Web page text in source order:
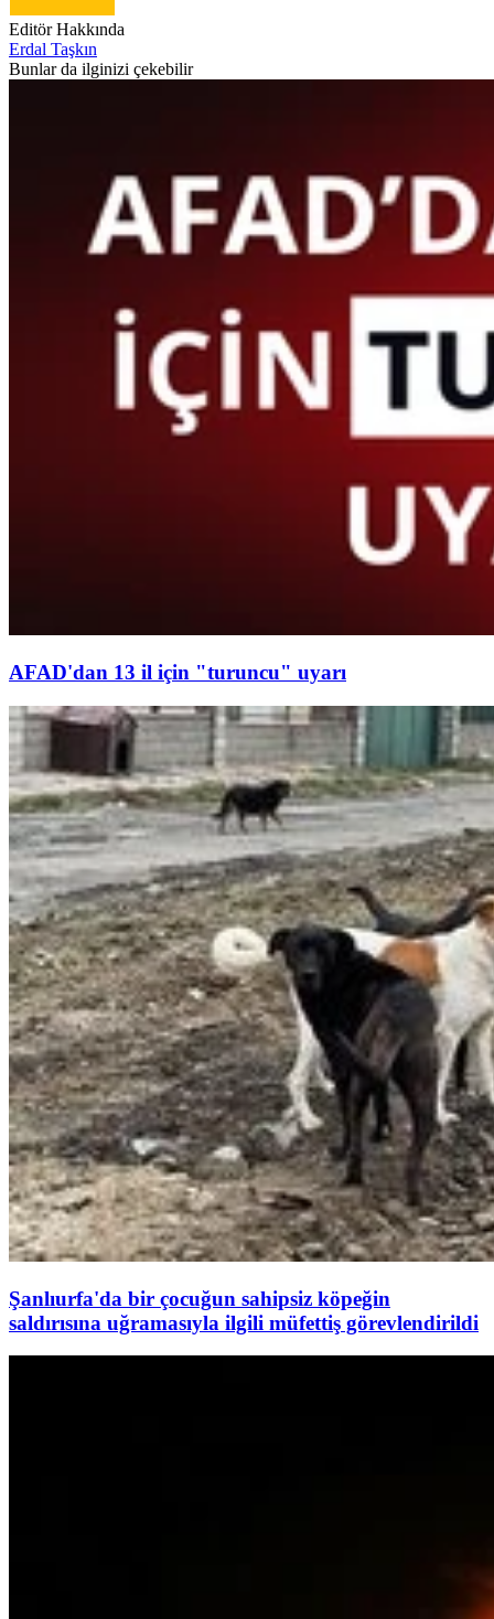
Editör Hakkında
Erdal Taşkın
Bunlar da ilginizi çekebilir
AFAD'dan 13 il için "turuncu" uyarı
Şanlıurfa'da bir çocuğun sahipsiz köpeğin
saldırısına uğramasıyla ilgili müfettiş görevlendirildi